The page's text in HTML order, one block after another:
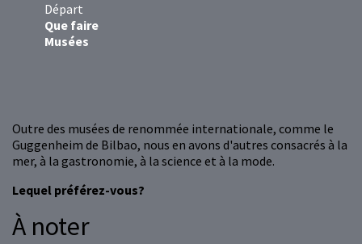
Départ
Que faire
Musées
Outre des musées de renommée internationale, comme le
Guggenheim de Bilbao, nous en avons d'autres consacrés à la
mer, à la gastronomie, à la science et à la mode.
Lequel préférez-vous?
À noter